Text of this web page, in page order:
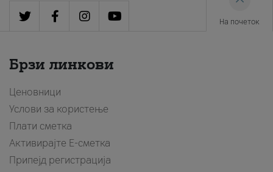
На почеток
Брзи линкови
Ценовници
Услови за користење
Плати сметка
Активирајте Е-сметка
Припејд регистрација